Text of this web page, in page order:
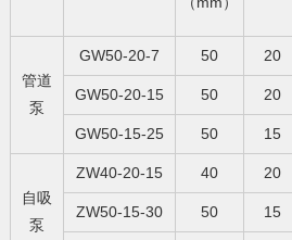
管道
泵
GW50-20-7 50 20
GW50-20-15 50 20
GW50-15-25 50 15
自吸
泵
ZW40-20-15 40 20
ZW50-15-30 50 15